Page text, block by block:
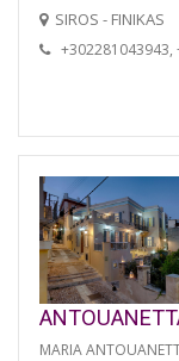
SIROS - FINIKAS
+302281043943,
MARIA